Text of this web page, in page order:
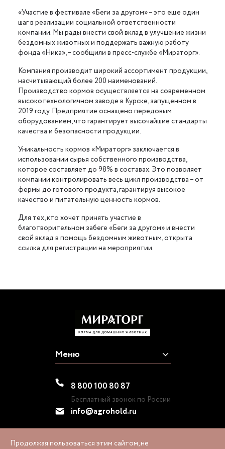
«Участие в фестивале «Беги за другом» – это еще один
шаг в реализации социальной ответственности
компании. Мы рады внести свой вклад в улучшение жизни
бездомных животных и поддержать важную работу
фонда «Ника», – сообщили в пресс-службе «Мираторг».
Компания производит широкий ассортимент продукции,
насчитывающий более 200 наименований.
Производство кормов осуществляется на современном
высокотехнологичном заводе в Курске, запущенном в
2019 году. Предприятие оснащено передовым
оборудованием, что гарантирует высочайшие стандарты
качества и безопасности продукции.
Уникальность кормов «Мираторг» заключается в
использовании сырья собственного производства,
которое составляет до 98% в составах. Это позволяет
компании контролировать весь цикл производства – от
фермы до готового продукта, гарантируя высокое
качество и питательную ценность кормов.
Для тех, кто хочет принять участие в
благотворительном забеге «Беги за другом» и внести
свой вклад в помощь бездомным животным, открыта
ссылка для регистрации на мероприятии.
Меню
8 800 100 80 87
Бесплатный звонок по России
info@agrohold.ru
Продолжая пользоваться этим сайтом, не